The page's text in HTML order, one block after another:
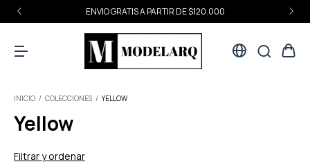
ENVIO GRATIS A PARTIR DE $120.000
INICIO / COLECCIONES / YELLOW
Yellow
Filtrar y ordenar